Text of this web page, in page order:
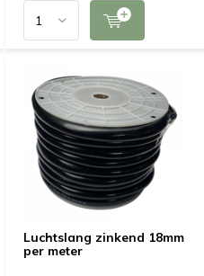
Luchtslang zinkend 18mm
per meter